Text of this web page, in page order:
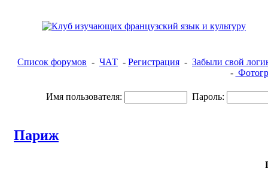
Список форумов - ЧАТ - Регистрация - Забыли свой
-
Имя пользователя: Пароль:
Париж